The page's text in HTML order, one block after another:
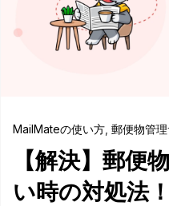
MailMateの使い方 郵便物管
【解決】郵便
い時の対処法